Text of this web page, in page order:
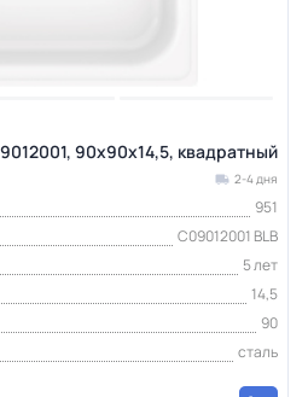
90х90х14,5, квадратный
2-4 дня
951
C09012001 BLB
5 лет
14,5
90
сталь